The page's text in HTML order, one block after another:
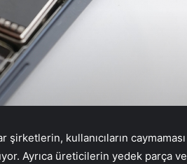
kullanıcıların caymaması
Ayrıca üreticilerin yedek parça ve